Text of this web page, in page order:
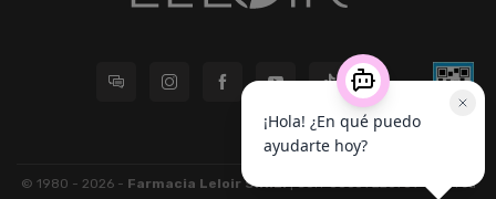
© 1980 - 2026 - Farmacia Leloir S.R.L.
| CUIT 33609220789 - Larrea